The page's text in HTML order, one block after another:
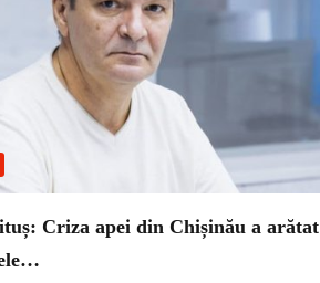
Criza apei din Chișinău a arătat